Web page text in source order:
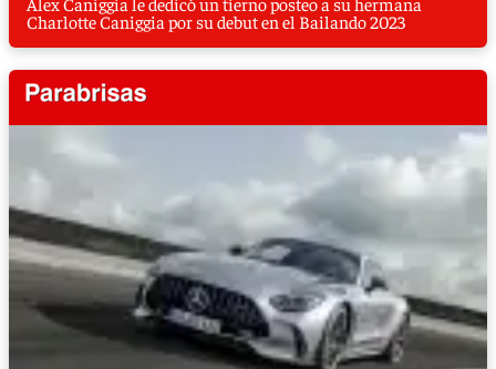
Charlotte Caniggia por su debut en el Bailando 2023